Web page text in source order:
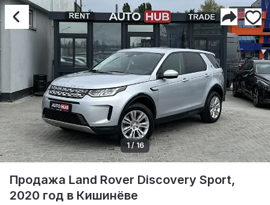
1 / 16
Продажа Land Rover Discovery Sport,
2020 год в Кишинёве